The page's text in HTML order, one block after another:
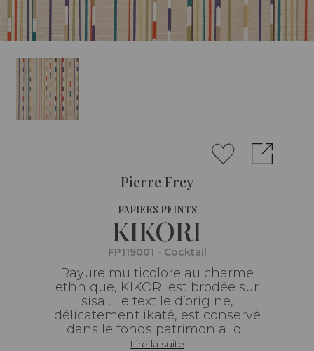
Pierre Frey
PAPIERS PEINTS
KIKORI
FP119001 - Cocktail
Rayure multicolore au charme
ethnique, KIKORI est brodée sur
sisal. Le textile d’origine,
délicatement ikaté, est conservé
dans le fonds patrimonial d...
Lire la suite